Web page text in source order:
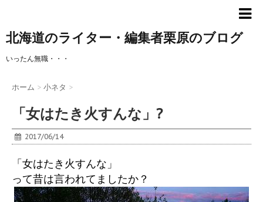
北海道のライター・編集者栗原のブログ
いったん無職・・・
ホーム > 小ネタ >
「女はたき火すんな」?
2017/06/14
「女はたき火すんな」
って昔は言われてましたか？